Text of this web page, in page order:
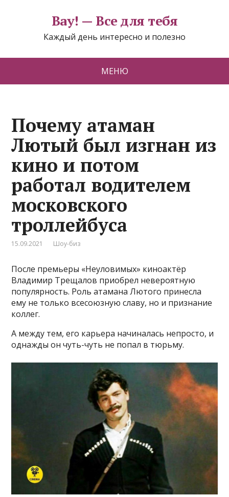
Вау! — Все для тебя
Каждый день интересно и полезно
МЕНЮ
Почему атаман
Лютый был изгнан из
кино и потом
работал водителем
московского
троллейбуса
15.09.2021 Шоу-биз
После премьеры «Неуловимых» киноактёр
Владимир Трещалов приобрел невероятную
популярность. Роль атамана Лютого принесла
ему не только всесоюзную славу, но и признание
коллег.
А между тем, его карьера начиналась непросто, и
однажды он чуть-чуть не попал в тюрьму.